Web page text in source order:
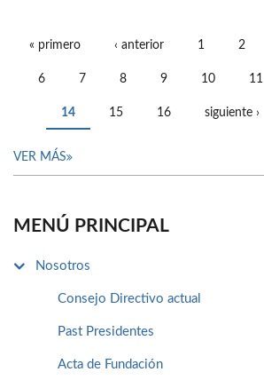
« primero ‹ anterior 1 2
6 7 8 9 10 11
14 15 16 siguiente ›
VER MÁS
MENÚ PRINCIPAL
Nosotros
Consejo Directivo actual
Past Presidentes
Acta de Fundación